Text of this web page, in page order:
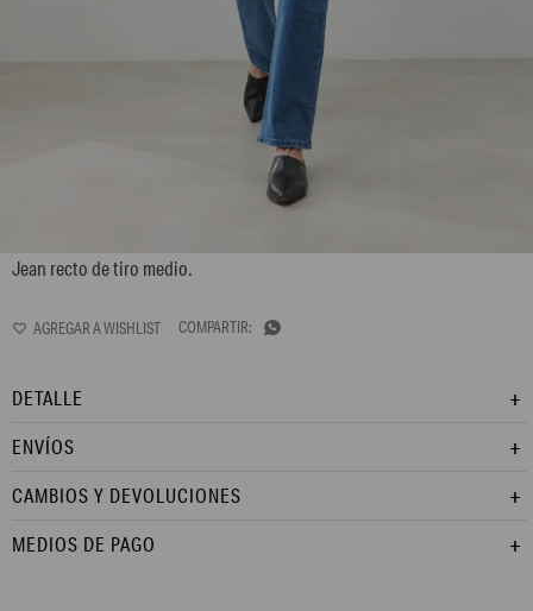
Jean recto de tiro medio.

DETALLE
ENVÍOS
CAMBIOS Y DEVOLUCIONES
MEDIOS DE PAGO